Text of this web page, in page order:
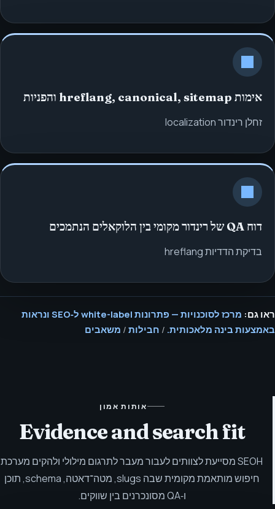
אימות hreflang, canonical, sitemap והפניות
זחלן רינדור localization
דוח QA של רינדור מקומי בין הלוקאלים הנתמכים
בדיקת הדדיות hreflang
ראו גם:
מרכז לסוכנויות — פתרונות white-label ל‑SEO ונראות
באמצעות בינה מלאכותית. / חבילות / משאבים
אותות אמון
Evidence and search fit
SEOH מסייעת לצוותים לעבור מעבר לתרגום מילולי ולהקים מערכת
חיפוש מותאמת מקומית שבה slugs, מטה־דאטה, schema, תוכן
ו‑QA מסונכרנים בין שווקים.